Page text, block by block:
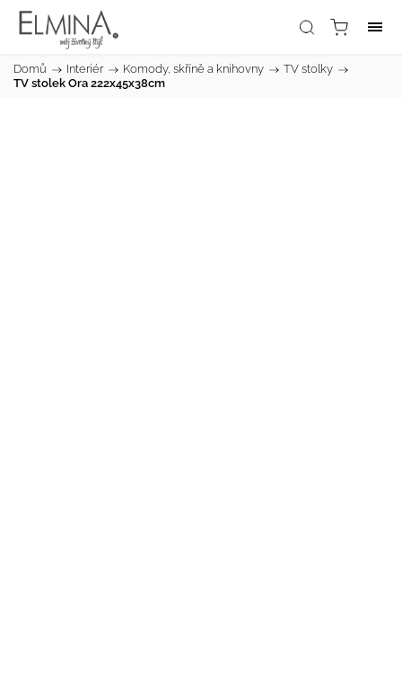
Domů / Interiér / Komody, skříně a knihovny / TV stolky /
TV stolek Ora 222x45x38cm